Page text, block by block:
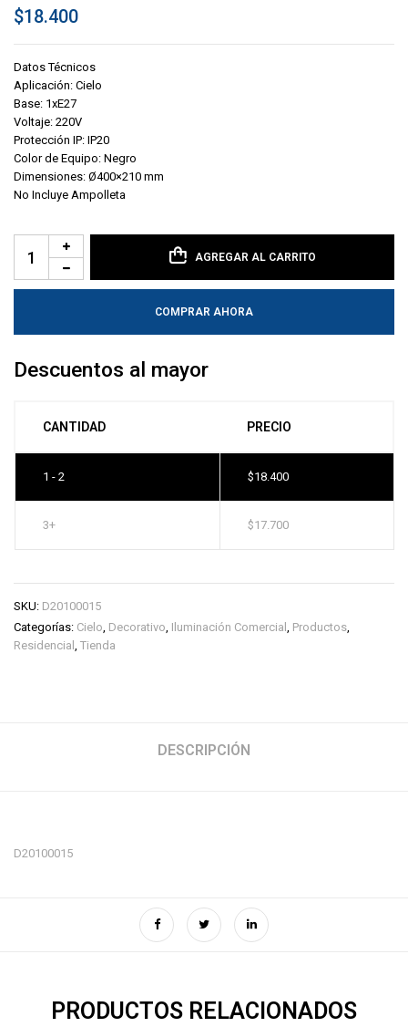
$18.400
Datos Técnicos
Aplicación: Cielo
Base: 1xE27
Voltaje: 220V
Protección IP: IP20
Color de Equipo: Negro
Dimensiones: Ø400×210 mm
No Incluye Ampolleta
AGREGAR AL CARRITO
COMPRAR AHORA
Descuentos al mayor
CANTIDAD PRECIO
1 - 2 $18.400
3+ $17.700
SKU: D20100015
Categorías: Cielo, Decorativo, Iluminación Comercial , Productos,
Residencial , Tienda
DESCRIPCIÓN
D20100015
PRODUCTOS RELACIONADOS